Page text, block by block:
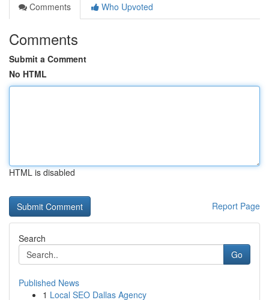
Comments
Who Upvoted
Comments
Submit a Comment
No HTML
HTML is disabled
Report Page
Search
Go
Published News
1 Local SEO Dallas Agency